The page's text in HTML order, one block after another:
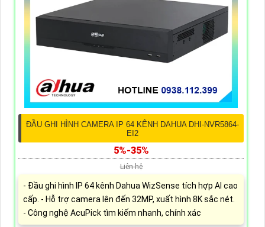
ĐẦU GHI HÌNH CAMERA IP 64 KÊNH DAHUA DHI-NVR5864-
EI2
5%-35%
Liên hệ
- Đầu ghi hình IP 64 kênh Dahua WizSense tích hợp AI cao
cấp. - Hỗ trợ camera lên đến 32MP, xuất hình 8K sắc nét.
- Công nghệ AcuPick tìm kiếm nhanh, chính xác